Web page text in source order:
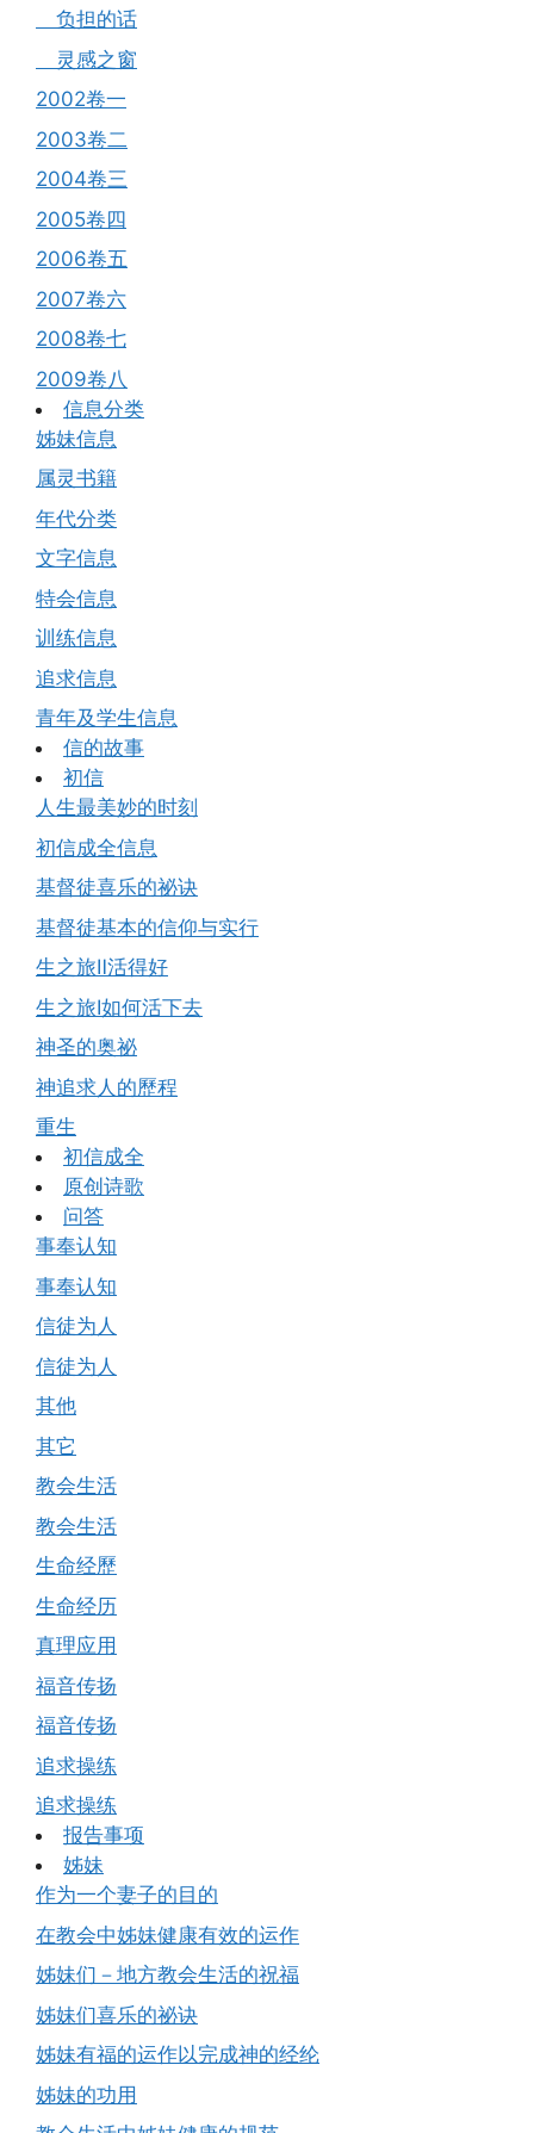
负担的话
灵感之窗
2002卷一
2003卷二
2004卷三
2005卷四
2006卷五
2007卷六
2008卷七
2009卷八
信息分类
姊妹信息
属灵书籍
年代分类
文字信息
特会信息
训练信息
追求信息
青年及学生信息
信的故事
初信
人生最美妙的时刻
初信成全信息
基督徒喜乐的祕诀
基督徒基本的信仰与实行
生之旅Ⅱ活得好
生之旅Ⅰ如何活下去
神圣的奥祕
神追求人的歷程
重生
初信成全
原创诗歌
问答
事奉认知
事奉认知
信徒为人
信徒为人
其他
其它
教会生活
教会生活
生命经歷
生命经历
真理应用
福音传扬
福音传扬
追求操练
追求操练
报告事项
姊妹
作为一个妻子的目的
在教会中姊妹健康有效的运作
姊妹们－地方教会生活的祝福
姊妹们喜乐的祕诀
姊妹有福的运作以完成神的经纶
姊妹的功用